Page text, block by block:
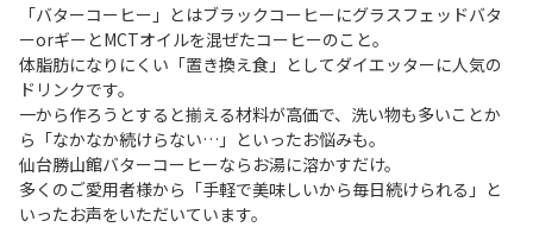
「バターコーヒー」とはブラックコーヒーにグラスフェッドバタ
ーorギーとMCTオイルを混ぜたコーヒーのこと。
体脂肪になりにくい「置き換え食」としてダイエッターに人気の
ドリンクです。
一から作ろうとすると揃える材料が高価で、洗い物も多いことか
ら「なかなか続けらない…」といったお悩みも。
仙台勝山館バターコーヒーならお湯に溶かすだけ。
多くのご愛用者様から「手軽で美味しいから毎日続けられる」と
いったお声をいただいています。